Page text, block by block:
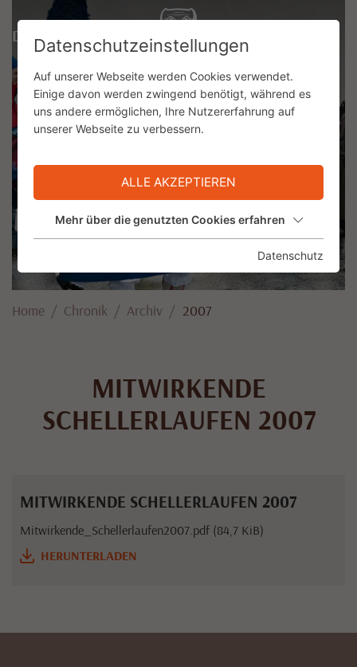
Home Chronik Archiv 2007
MITWIRKENDE
SCHELLERLAUFEN 2007
MITWIRKENDE SCHELLERLAUFEN 2007
Mitwirkende_Schellerlaufen2007.pdf (84,7 KiB)
HERUNTERLADEN
Datenschutzeinstellungen
Auf unserer Webseite werden Cookies verwendet.
Einige davon werden zwingend benötigt, während es
uns andere ermöglichen, Ihre Nutzererfahrung auf
unserer Webseite zu verbessern.
ALLE AKZEPTIEREN
Mehr über die genutzten Cookies erfahren
Datenschutz
DE